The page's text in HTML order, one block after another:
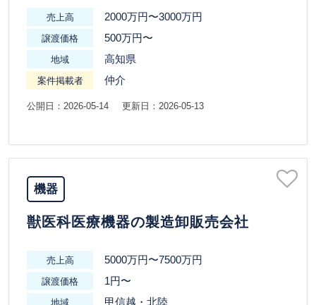
売上高 2000万円〜3000万円
譲渡価格 500万円〜
地域 高知県
案件掲載者 仲介
公開日：2026-05-14 更新日：2026-05-13
機器
獣医科医療機器の製造卸販売会社
売上高 5000万円〜7500万円
譲渡価格 1円〜
地域 甲信越・北陸